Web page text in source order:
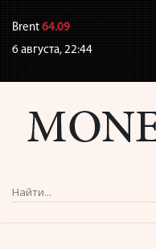
Brent64.09
6 августа,22:44